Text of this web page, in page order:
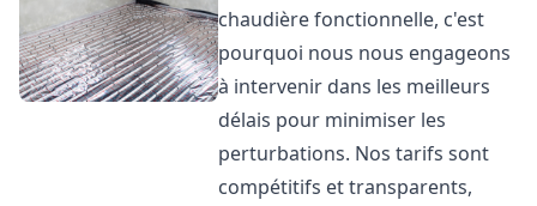
chaudière fonctionnelle, c'est
pourquoi nous nous engageons
à intervenir dans les meilleurs
délais pour minimiser les
perturbations. Nos tarifs sont
compétitifs et transparents,